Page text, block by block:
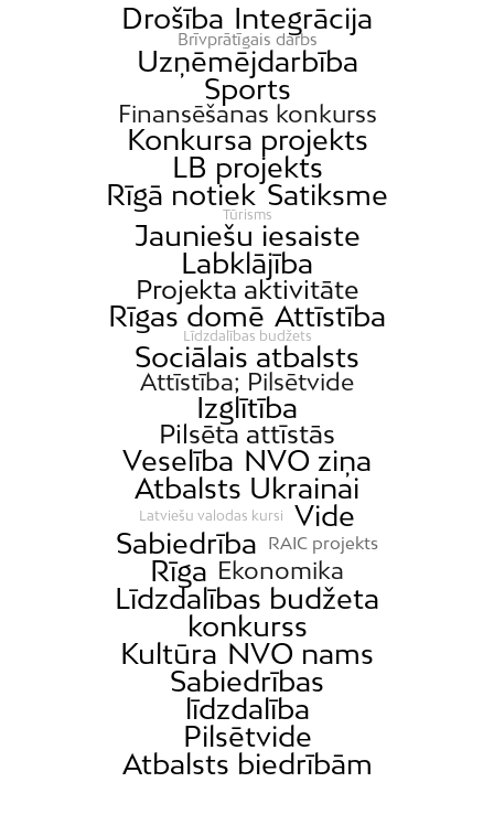
Drošība Integrācija
Brīvprātīgais darbs
Uzņēmējdarbība
Sports
Finansēšanas konkurss
Konkursa projekts
LB projekts
Rīgā notiek Satiksme
Tūrisms
Jauniešu iesaiste
Labklājība
Projekta aktivitāte
Rīgas domē Attīstība
Līdzdalības budžets
Sociālais atbalsts
Attīstība; Pilsētvide
Izglītība
Pilsēta attīstās
Veselība NVO ziņa
Atbalsts Ukrainai
Latviešu valodas kursi
Vide
Sabiedrība
RAIC projekts
Rīga Ekonomika
Līdzdalības budžeta
konkurss
Kultūra NVO nams
Sabiedrības
līdzdalība
Pilsētvide
Atbalsts biedrībām